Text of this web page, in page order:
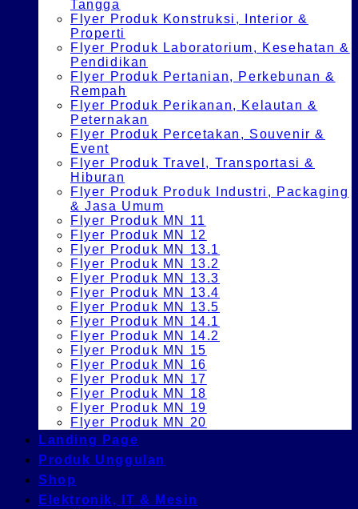
Tangga
Flyer Produk Konstruksi, Interior &
Properti
Flyer Produk Laboratorium, Kesehatan &
Pendidikan
Flyer Produk Pertanian, Perkebunan &
Rempah
Flyer Produk Perikanan, Kelautan &
Peternakan
Flyer Produk Percetakan, Souvenir &
Event
Flyer Produk Travel, Transportasi &
Hiburan
Flyer Produk Produk Industri, Packaging
& Jasa Umum
Flyer Produk MN 11
Flyer Produk MN 12
Flyer Produk MN 13.1
Flyer Produk MN 13.2
Flyer Produk MN 13.3
Flyer Produk MN 13.4
Flyer Produk MN 13.5
Flyer Produk MN 14.1
Flyer Produk MN 14.2
Flyer Produk MN 15
Flyer Produk MN 16
Flyer Produk MN 17
Flyer Produk MN 18
Flyer Produk MN 19
Flyer Produk MN 20
Landing Page
Produk Unggulan
Shop
Elektronik, IT & Mesin